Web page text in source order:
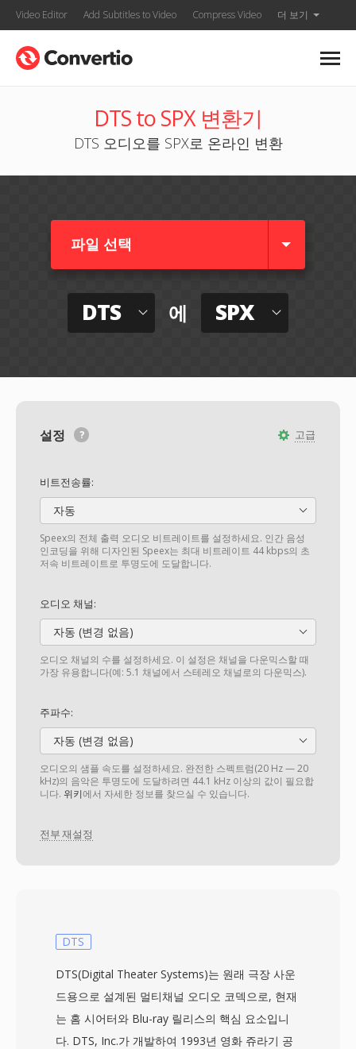
Video Editor Add Subtitles to Video Compress Video 더 보기
DTS to SPX 변환기
DTS 오디오를 SPX로 온라인 변환
파일 선택
DTS 에 SPX
고급
설정
비트전송률:
자동
Speex의 전체 출력 오디오 비트레이트를 설정하세요. 인간 음성
인코딩을 위해 디자인된 Speex는 최대 비트레이트 44 kbps의 초
저속 비트레이트로 투명도에 도달합니다.
오디오 채널:
자동 (변경 없음)
오디오 채널의 수를 설정하세요. 이 설정은 채널을 다운믹스할 때
가장 유용합니다(예: 5.1 채널에서 스테레오 채널로의 다운믹스).
주파수:
자동 (변경 없음)
오디오의 샘플 속도를 설정하세요. 완전한 스펙트럼(20 Hz — 20
kHz)의 음악은 투명도에 도달하려면 44.1 kHz 이상의 값이 필요합
니다. 위키에서 자세한 정보를 찾으실 수 있습니다.
전부 재설정
DTS
DTS(Digital Theater Systems)는 원래 극장 사운
드용으로 설계된 멀티채널 오디오 코덱으로, 현재
는 홈 시어터와 Blu-ray 릴리스의 핵심 요소입니
다. DTS, Inc.가 개발하여 1993년 영화 쥬라기 공